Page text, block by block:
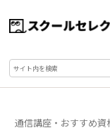
通信講座・おすすめ